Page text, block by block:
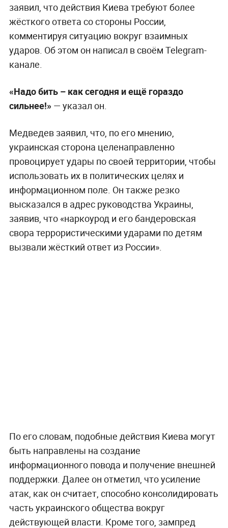
заявил, что действия Киева требуют более
жёсткого ответа со стороны России,
комментируя ситуацию вокруг взаимных
ударов. Об этом он написал в своём Telegram-
канале.
«Надо бить – как сегодня и ещё гораздо
сильнее!»— указал он.
Медведев заявил, что, по его мнению,
украинская сторона целенаправленно
провоцирует удары по своей территории, чтобы
использовать их в политических целях и
информационном поле. Он также резко
высказался в адрес руководства Украины,
заявив, что «наркоурод и его бандеровская
свора террористическими ударами по детям
вызвали жёсткий ответ из России».
По его словам, подобные действия Киева могут
быть направлены на создание
информационного повода и получение внешней
поддержки. Далее он отметил, что усиление
атак, как он считает, способно консолидировать
часть украинского общества вокруг
действующей власти. Кроме того, зампред